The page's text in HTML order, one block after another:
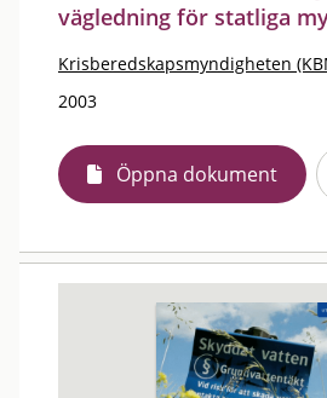
vägledning för statliga
Krisberedskapsmyndigheten
2003
Öppna dokument